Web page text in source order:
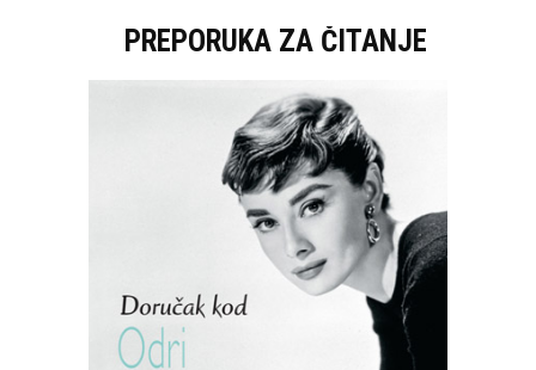
PREPORUKA ZA ČITANJE